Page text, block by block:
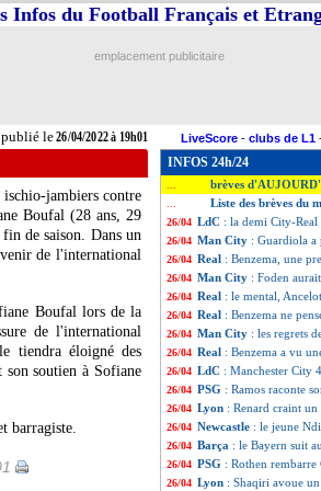
publié le26/04/2022 à 19h01
Infos du Football Français et
emplacement publicitaire
LiveScore - clubs de L1
jambiers contre
Boufal (28 ans, 29
de saison. Dans un
de l'international
Boufal lors de la
de l'international
tiendra éloigné des
soutien à Sofiane
barragiste.
INFOS 24h/24
brèves
Liste des brèves du
26/04 LdC : la demi City-
26/04 Man City : Guardiola a
26/04 Real : Benzema, une
26/04 Man City : Foden
26/04 Real : le mental,
26/04 Real : Benzema ne
26/04 Man City : les regrets
26/04 Real : Benzema a vu
26/04 LdC : Manchester City
26/04 PSG : Ramos raconte
26/04 Lyon : Renard craint
26/04 Newcastle : le jeune
26/04 Barça : le Bayern suit
26/04 PSG : Rothen rembarre
26/04 Lyon : Shaqiri avoue